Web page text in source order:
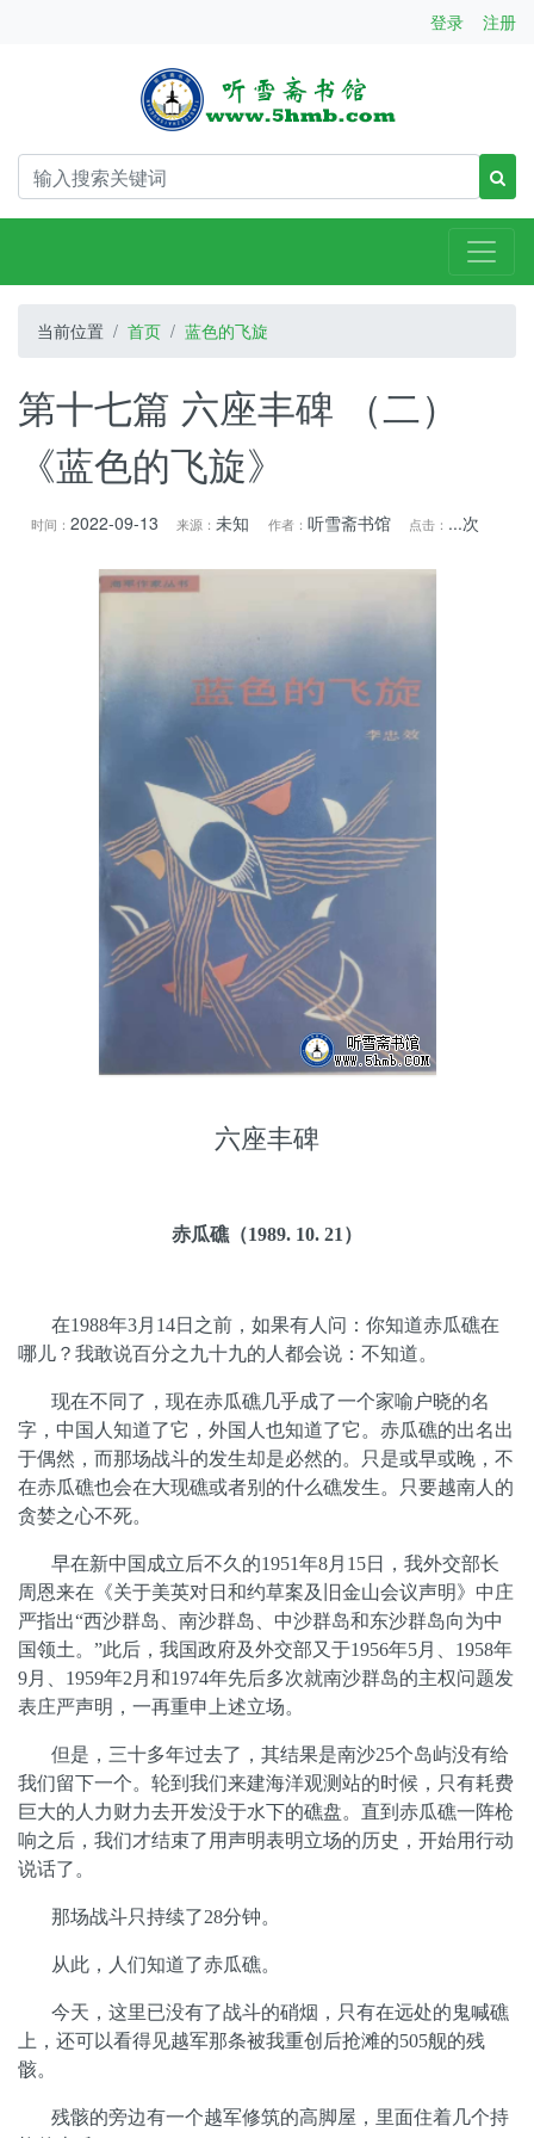
登录 注册
当前位置 首页 蓝色的飞旋
第十七篇 六座丰碑 （二）
《蓝色的飞旋》
时间：2022-09-13 来源：未知 作者： 听雪斋书馆 点击： ...次
六座丰碑
赤瓜礁 （1989. 10. 21 ）
在1988年3月 14日之前，如果有人问 ： 你知道赤瓜礁在
哪儿 ？ 我敢说百分之九十九的人都会说 ： 不知道。
现在不同了，现在赤瓜礁几乎成了一个家喻户晓的名
字，中国人知道了它，外国人也知道了它。赤瓜礁的出名出
于偶然，而那场战斗的发生却是必然的。只是或早或晚，不
在赤瓜礁也会在大现礁或者别的什么礁发生。只要越南人的
贪婪之心不死。
早在新中国成立后不久的1951年8月 15日，我外交部长
周恩来在《关于美英对日和约草案及旧金山会议声明》中庄
严指出“西沙群岛、南沙群岛、中沙群岛和东沙群岛向为中
国领土。”此后，我国政府及外交部又于1956年5月、 1958年
9月、 1959年2 月和1974年先后多次就南沙群岛的主权问题发
表庄严声明，一再重申上述立场。
但是，三十多年过去了，其结果是南沙25个岛屿没有给
我们留下一个。轮到我们来建海洋观测站的时候，只有耗费
巨大的人力财力去开发没于水下的礁盘。直到赤瓜礁一阵枪
响之后，我们才结束了用声明表明立场的历史，开始用行动
说话了。
那场战斗只持续了28分钟。
从此，人们知道了赤瓜礁。
今天，这里已没有了战斗的硝烟，只有在远处的鬼喊礁
上，还可以看得见越军那条被我重创后抢滩的505舰的残
骸。
残骸的旁边有一个越军修筑的高脚屋，里面住着几个持